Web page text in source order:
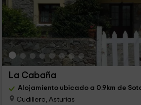
La Cabaña
Alojamiento ubicado a 0.9km de
Cudillero, Asturias